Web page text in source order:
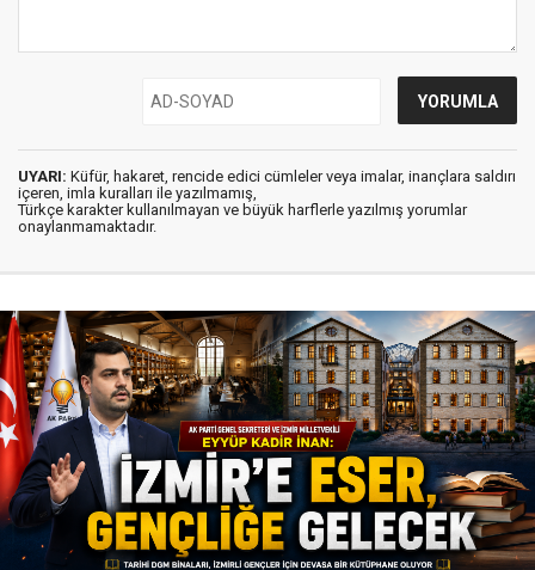
UYARI: Küfür, hakaret, rencide edici cümleler veya imalar, inançlara saldırı
içeren, imla kuralları ile yazılmamış,
Türkçe karakter kullanılmayan ve büyük harflerle yazılmış yorumlar
onaylanmamaktadır.